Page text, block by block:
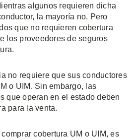
algunos requieren dicha
la mayoría no. Pero
que no requieren cobertura
los proveedores de seguros
no requiere que sus conductores
o UIM. Sin embargo, las
que operan en el estado deben
para la venta.
cobertura UM o UIM, es